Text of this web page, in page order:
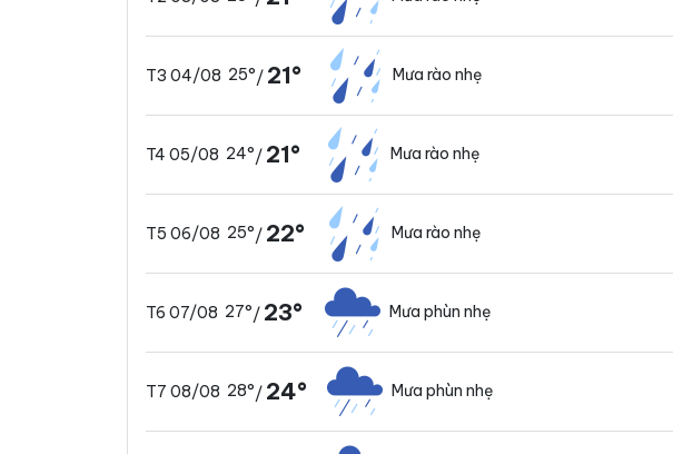
T3 04/08 25°/ 21° Mưa rào nhẹ
T4 05/08 24°/ 21° Mưa rào nhẹ
T5 06/08 25°/ 22° Mưa rào nhẹ
T6 07/08 27°/ 23° Mưa phùn nhẹ
T7 08/08 28°/ 24° Mưa phùn nhẹ